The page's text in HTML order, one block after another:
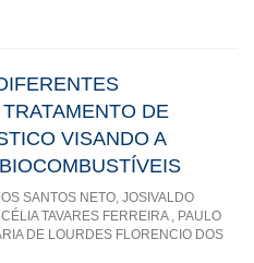
DE
VISANDO A
SANTOS NETO, JOSIVALDO
TAVARES FERREIRA , PAULO
DE LOURDES FLORENCIO DOS